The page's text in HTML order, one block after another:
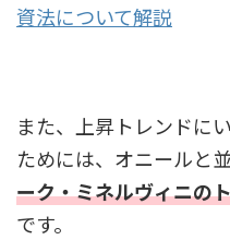
資法について解説
また、上昇トレンドに
ためには、オニールと
ーク・ミネルヴィニの
です。